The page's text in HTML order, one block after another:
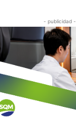
- publicidad -